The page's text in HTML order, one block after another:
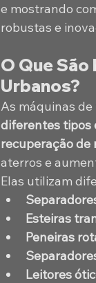
e mostrando
robustas e
O Que
Urbanos?
As máquinas
diferentes tipos
recuperação de
aterros e
Elas utilizam
Esteiras
Peneiras
Leitores